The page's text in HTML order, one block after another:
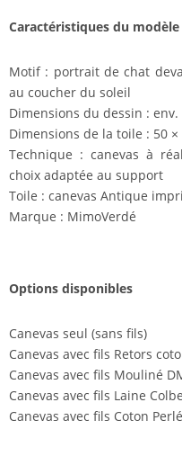
Caractéristiques du modèle
Motif : portrait de chat
au coucher du soleil
Dimensions du dessin : env.
Dimensions de la toile : 50 ×
Technique : canevas à
choix adaptée au support
Toile : canevas Antique
Marque : MimoVerdé
Options disponibles
Canevas seul (sans fils)
Canevas avec fils Retors
Canevas avec fils Mouliné
Canevas avec fils Laine
Canevas avec fils Coton